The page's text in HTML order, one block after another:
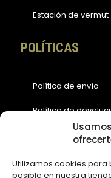
Utilizamos cookies
posible en nuestra
Estación de vermut
POLÍTICAS
Política de envío
Política de
Política de cookies
Política de